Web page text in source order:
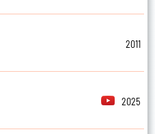
2011
2025